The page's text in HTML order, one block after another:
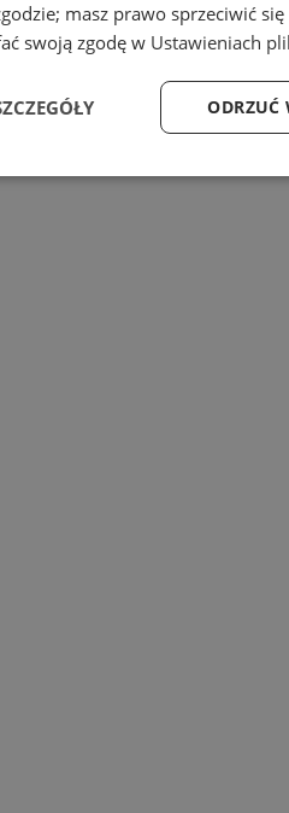
masz prawo sprzeciwić
swoją zgodę w Ustawieniach
ODRZUĆ
Wydajność